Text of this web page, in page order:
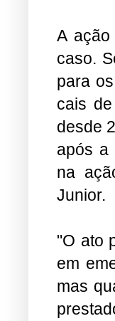
A
caso.
para
cais
desde
após a
na
Junior.
"O ato
em
mas